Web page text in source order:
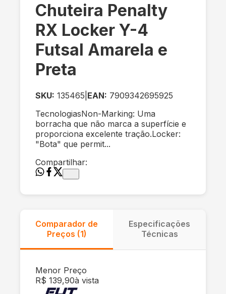
Chuteira Penalty
RX Locker Y-4
Futsal Amarela e
Preta
SKU: 135465 EAN: 7909342695925
TecnologiasNon-Marking: Uma
borracha que não marca a superfície e
proporciona excelente tração.Locker:
"Bota" que permit...
Compartilhar:
Comparador de
Preços (1)
Especificações
Técnicas
Menor Preço
R$ 139,90à vista